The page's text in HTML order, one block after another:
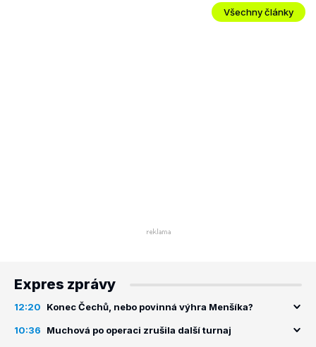
Všechny články
Expres zprávy
12:20 Konec Čechů, nebo povinná výhra Menšíka?
10:36 Muchová po operaci zrušila další turnaj